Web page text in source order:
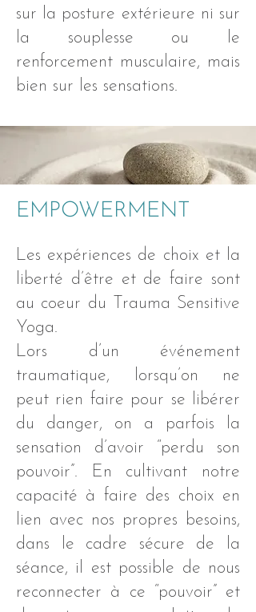
sur la posture extérieure ni sur
la souplesse ou le
renforcement musculaire, mais
bien sur les sensations.
EMPOWERMENT
Les expériences de choix et la
liberté d’être et de faire sont
au coeur du Trauma Sensitive
Yoga.
Lors d’un événement
traumatique, lorsqu’on ne
peut rien faire pour se libérer
du danger, on a parfois la
sensation d’avoir “perdu son
pouvoir”. En cultivant notre
capacité à faire des choix en
lien avec nos propres besoins,
dans le cadre sécure de la
séance, il est possible de nous
reconnecter à ce “pouvoir” et